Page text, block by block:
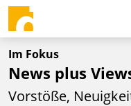
Im Fokus
News plus
Vorstöße,